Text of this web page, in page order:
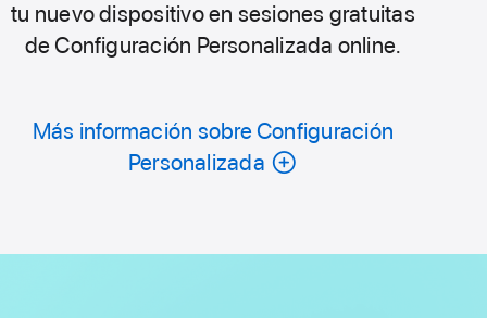
tu nuevo dispositivo en sesiones gratuitas
de Configuración Personalizada online.
Más información sobre Configuración
Personalizada